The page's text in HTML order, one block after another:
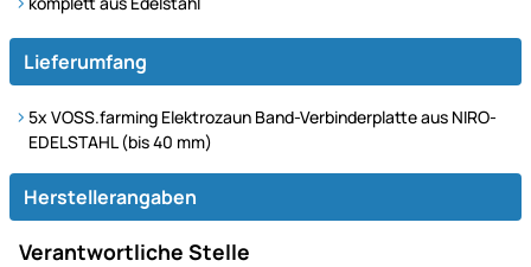
Lieferumfang
5x VOSS.farming Elektrozaun Band-Verbinderplatte aus NIRO-
EDELSTAHL (bis 40 mm)
Herstellerangaben
Verantwortliche Stelle